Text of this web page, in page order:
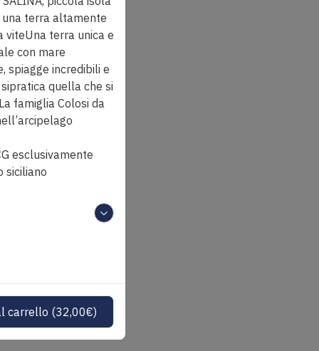
una terra altamente
terra unica e
con mare
spiagge incredibili e
quella che si
famiglia Colosi da
esclusivamente
siciliano
carrello (32,00€)